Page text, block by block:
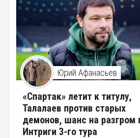
Юрий Афанасьев
«Спартак» летит к титулу,
Талалаев против старых
демонов, шанс на разгром
Интриги 3-го тура